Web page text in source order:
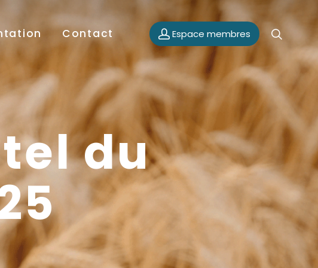
Contact Espace membres
du